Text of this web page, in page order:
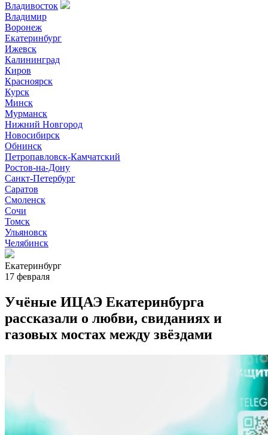
Владивосток
Владимир
Воронеж
Екатеринбург
Ижевск
Калининград
Киров
Красноярск
Курск
Минск
Мурманск
Нижний Новгород
Новосибирск
Обнинск
Петропавловск-Камчатский
Ростов-на-Дону
Санкт-Петербург
Саратов
Смоленск
Сочи
Томск
Ульяновск
Челябинск
Екатеринбург
17 февраля
Учёные ИЦАЭ Екатеринбурга
рассказали о любви, свиданиях и
газовых мостах между звёздами